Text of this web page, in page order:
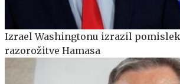
Izrael Washingtonu izrazil
razorožitve Hamasa